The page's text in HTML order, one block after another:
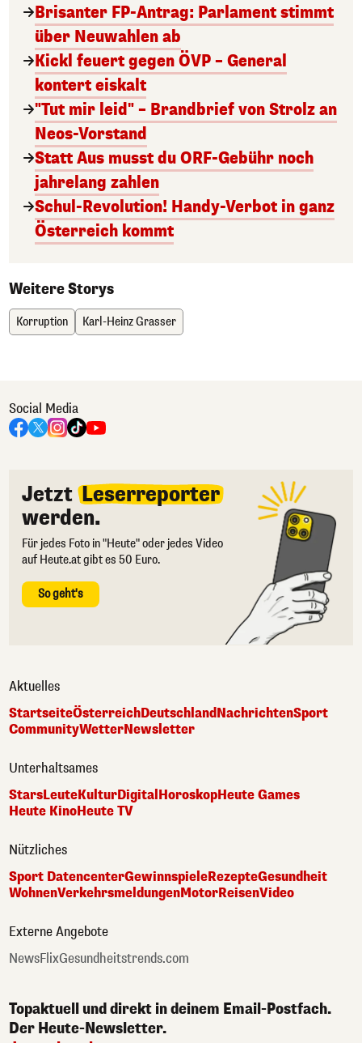
Brisanter FP-Antrag: Parlament stimmt
über Neuwahlen ab
Kickl feuert gegen ÖVP – General
kontert eiskalt
"Tut mir leid" – Brandbrief von Strolz an
Neos-Vorstand
Statt Aus musst du ORF-Gebühr noch
jahrelang zahlen
Schul-Revolution! Handy-Verbot in ganz
Österreich kommt
Weitere Storys
Korruption Karl-Heinz Grasser
Social Media
Jetzt Leserreporter
werden.
Für jedes Foto in "Heute" oder jedes Video
auf Heute.at gibt es 50 Euro.
So geht's
Aktuelles
StartseiteÖsterreichDeutschlandNachrichtenSport
CommunityWetterNewsletter
Unterhaltsames
StarsLeuteKulturDigital HoroskopHeute Games
Heute KinoHeute TV
Nützliches
Sport DatencenterGewinnspieleRezepteGesundheit
WohnenVerkehrsmeldungenMotorReisenVideo
Externe Angebote
NewsFlixGesundheitstrends.com
Topaktuell und direkt in deinem Email-Postfach.
Der Heute-Newsletter.